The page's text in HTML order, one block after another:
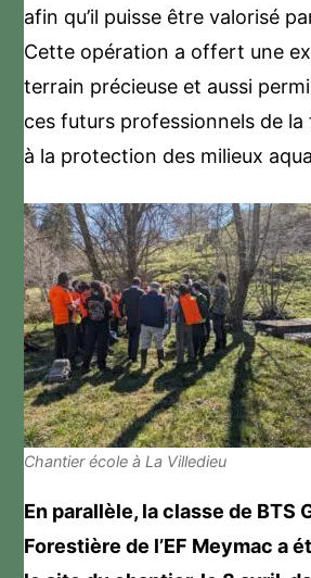
afin qu’il puisse être valorisé
Cette opération a offert une
terrain précieuse et aussi
ces futurs professionnels de
à la protection des milieux
Chantier école à La Villedieu
En parallèle, la classe de BTS
Forestière de l’EF Meymac a